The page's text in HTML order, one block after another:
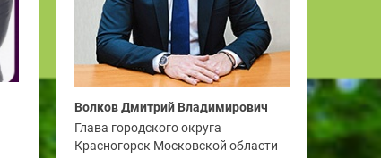
Волков Дмитрий Владимирович
Глава городского округа
Красногорск Московской области